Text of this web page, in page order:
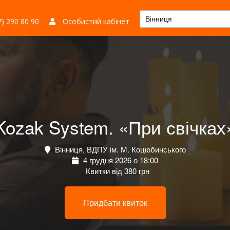
290 80 90 Особистий кабінет Вінниця
System. «При
Вінниця, ВДПУ ім. М. Коцюбинського
4 грудня 2026 о 18:00
Квитки від 380 грн
Придбати квиток